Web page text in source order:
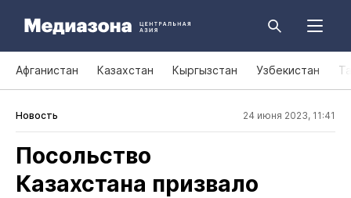
Афганистан Казахстан Кыргызстан Узбекистан
Новость 24 июня 2023, 11:41
Посольство
Казахстана призвало